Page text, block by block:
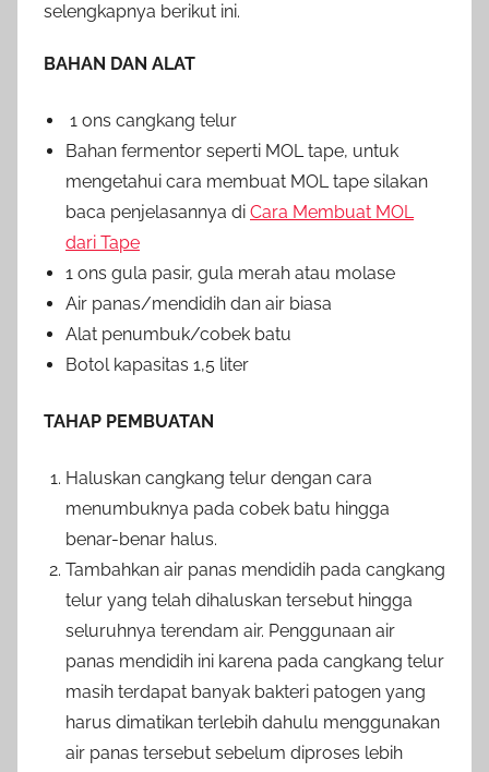
selengkapnya berikut ini.
BAHAN DAN ALAT
1 ons cangkang telur
Bahan fermentor seperti MOL tape, untuk
mengetahui cara membuat MOL tape silakan
baca penjelasannya di Cara Membuat MOL
dari Tape
1 ons gula pasir, gula merah atau molase
Air panas/mendidih dan air biasa
Alat penumbuk/cobek batu
Botol kapasitas 1,5 liter
TAHAP PEMBUATAN
Haluskan cangkang telur dengan cara
menumbuknya pada cobek batu hingga
benar-benar halus.
Tambahkan air panas mendidih pada cangkang
telur yang telah dihaluskan tersebut hingga
seluruhnya terendam air. Penggunaan air
panas mendidih ini karena pada cangkang telur
masih terdapat banyak bakteri patogen yang
harus dimatikan terlebih dahulu menggunakan
air panas tersebut sebelum diproses lebih